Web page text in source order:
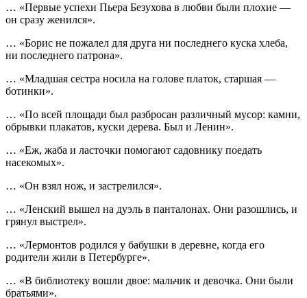
… «Первые успехи Пьера Безухова в любви были плохие —
он сразу женился».
… «Борис не пожалел для друга ни последнего куска хлеба,
ни последнего патрона».
… «Младшая сестра носила на голове платок, старшая —
ботинки».
… «По всей площади был разбросан различный мусор: камни,
обрывки плакатов, куски дерева. Был и Ленин».
… «Еж, жаба и ласточки помогают садовнику поедать
насекомых».
… «Он взял нож, и застрелился».
… «Ленский вышел на дуэль в панталонах. Они разошлись, и
грянул выстрел».
… «Лермонтов родился у бабушки в деревне, когда его
родители жили в Петербурге».
… «В библиотеку вошли двое: мальчик и девочка. Они были
братьями».